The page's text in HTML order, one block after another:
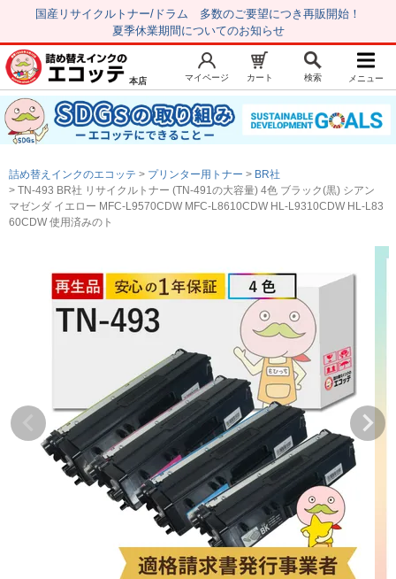
国産リサイクルトナー/ドラム 多数のご要望につき再販開始！
夏季休業期間についてのお知らせ
新規会員登録 マイページ
トップページ お気に入り
注文履歴 レビュー履歴
はじめての方へ
初心者用セット
キャノンインク
詰め替えインク
互換インクボトル
互換インクカートリッジ
再生インクカートリッジ
本店 マイページ カート 検索 メニュー
詰め替えインクのエコッテ プリンター用トナー
BR社
TN-493 BR社 リサイクルトナー (TN-491の大容量) 4色 ブラック(黒) シアン
マゼンダ イエロー MFC-L9570CDW MFC-L8610CDW HL-L9310CDW HL-L83
60CDW 使用済みのト